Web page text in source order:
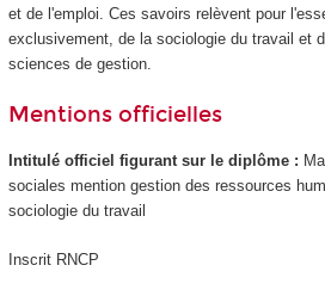
et de l'emploi. Ces savoirs relèvent pour
exclusivement, de la sociologie du travail et
sciences de gestion.
Mentions officielles
Intitulé officiel figurant sur le diplôme :
sociales mention gestion des ressources
sociologie du travail
Inscrit RNCP